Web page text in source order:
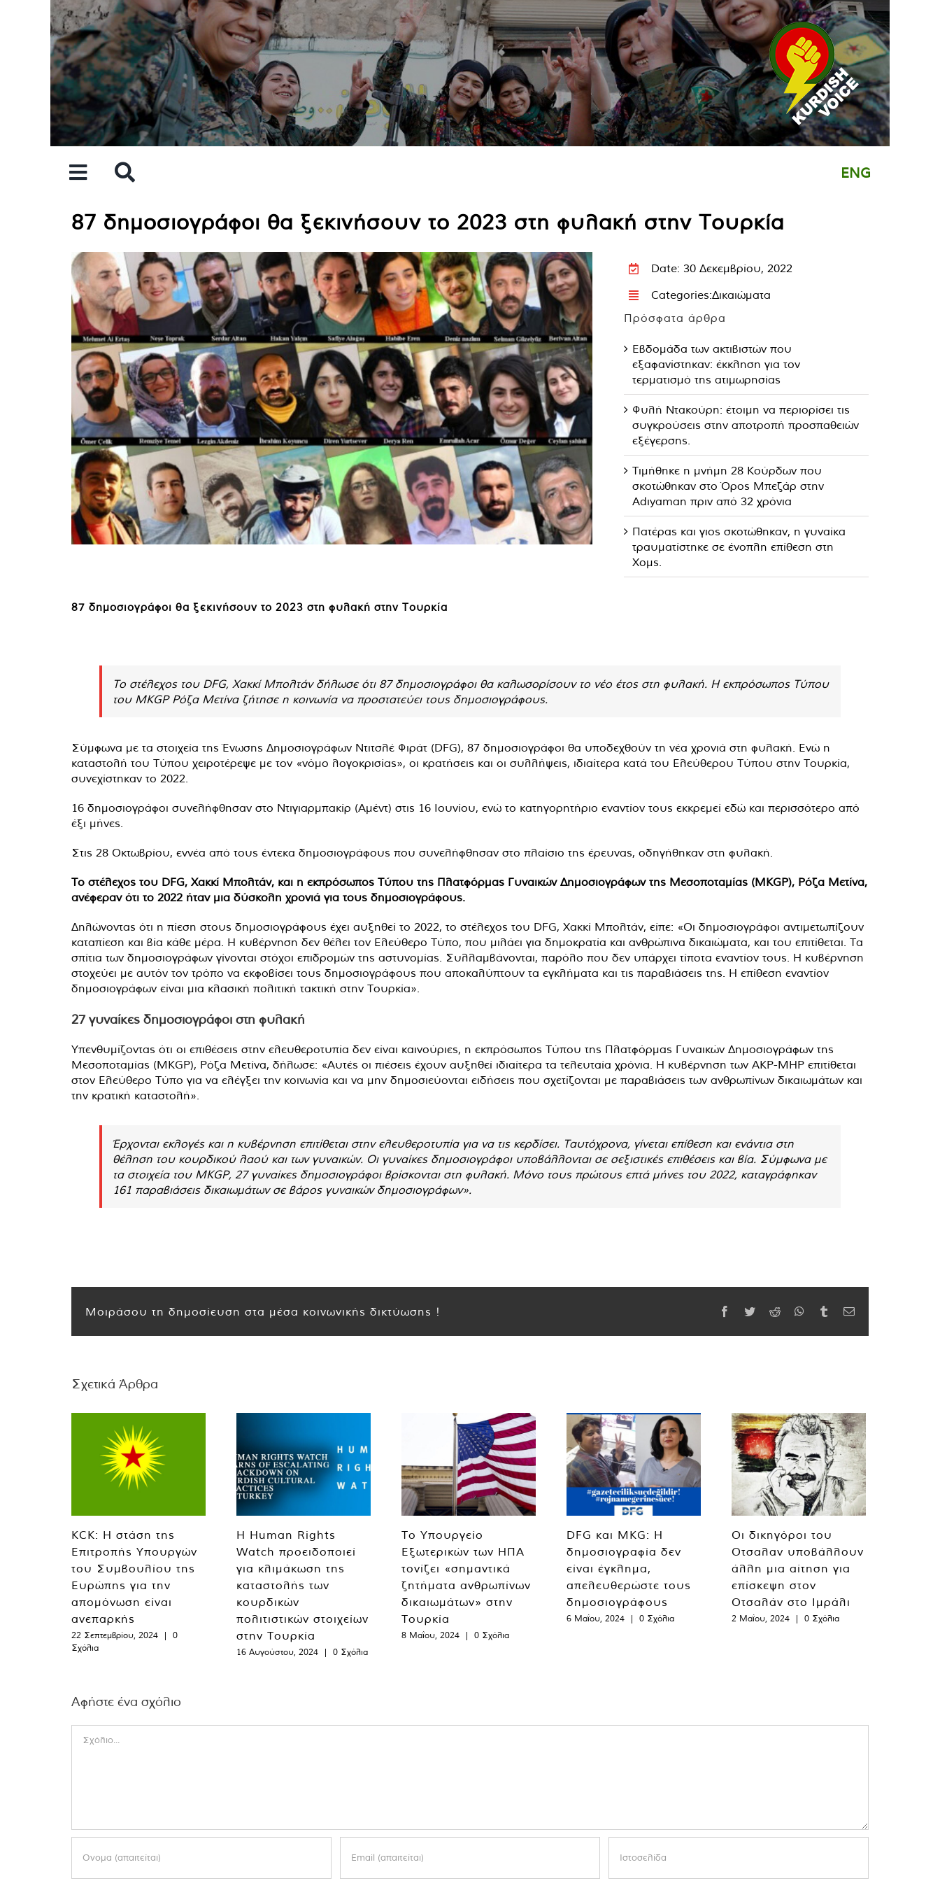
ENG
87 δημοσιογράφοι θα ξεκινήσουν το 2023 στη φυλακή στην Τουρκία
Date: 30 Δεκεμβρίου, 2022
Categories:Δικαιώματα
Πρόσφατα άρθρα
Εβδομάδα των ακτιβιστών που
εξαφανίστηκαν: έκκληση για τον
τερματισμό της ατιμωρησίας
Φυλή Ντακούρη: έτοιμη να περιορίσει τις
συγκρούσεις στην αποτροπή προσπαθειών
εξέγερσης.
Τιμήθηκε η μνήμη 28 Κούρδων που
σκοτώθηκαν στο Όρος Μπεζάρ στην
Adıyaman πριν από 32 χρόνια
Πατέρας και γιος σκοτώθηκαν, η γυναίκα
τραυματίστηκε σε ένοπλη επίθεση στη
Χομς.
87 δημοσιογράφοι θα ξεκινήσουν το 2023 στη φυλακή στην Τουρκία
Το στέλεχος του DFG, Χακκί Μπολτάν δήλωσε ότι 87 δημοσιογράφοι θα καλωσορίσουν το νέο έτος στη φυλακή. Η εκπρόσωπος Τύπου
του MKGP Ρόζα Μετίνα ζήτησε η κοινωνία να προστατεύει τους δημοσιογράφους.
Σύμφωνα με τα στοιχεία της Ένωσης Δημοσιογράφων Ντιτσλέ Φιράτ (DFG), 87 δημοσιογράφοι θα υποδεχθούν τη νέα χρονιά στη φυλακή. Ενώ η
καταστολή του Τύπου χειροτέρεψε με τον «νόμο λογοκρισίας», οι κρατήσεις και οι συλλήψεις, ιδιαίτερα κατά του Ελεύθερου Τύπου στην Τουρκία,
συνεχίστηκαν το 2022.
16 δημοσιογράφοι συνελήφθησαν στο Ντιγιαρμπακίρ (Αμέντ) στις 16 Ιουνίου, ενώ το κατηγορητήριο εναντίον τους εκκρεμεί εδώ και περισσότερο από
έξι μήνες.
Στις 28 Οκτωβρίου, εννέα από τους έντεκα δημοσιογράφους που συνελήφθησαν στο πλαίσιο της έρευνας, οδηγήθηκαν στη φυλακή.
Το στέλεχος του DFG, Χακκί Μπολτάν, και η εκπρόσωπος Τύπου της Πλατφόρμας Γυναικών Δημοσιογράφων της Μεσοποταμίας (MKGP), Ρόζα Μετίνα,
ανέφεραν ότι το 2022 ήταν μια δύσκολη χρονιά για τους δημοσιογράφους.
Δηλώνοντας ότι η πίεση στους δημοσιογράφους έχει αυξηθεί το 2022, το στέλεχος του DFG, Χακκί Μπολτάν, είπε: «Οι δημοσιογράφοι αντιμετωπίζουν
καταπίεση και βία κάθε μέρα. Η κυβέρνηση δεν θέλει τον Ελεύθερο Τύπο, που μιλάει για δημοκρατία και ανθρώπινα δικαιώματα, και του επιτίθεται. Τα
σπίτια των δημοσιογράφων γίνονται στόχοι επιδρομών της αστυνομίας. Συλλαμβάνονται, παρόλο που δεν υπάρχει τίποτα εναντίον τους. Η κυβέρνηση
στοχεύει με αυτόν τον τρόπο να εκφοβίσει τους δημοσιογράφους που αποκαλύπτουν τα εγκλήματα και τις παραβιάσεις της. Η επίθεση εναντίον
δημοσιογράφων είναι μια κλασική πολιτική τακτική στην Τουρκία».
27 γυναίκες δημοσιογράφοι στη φυλακή
Υπενθυμίζοντας ότι οι επιθέσεις στην ελευθεροτυπία δεν είναι καινούριες, η εκπρόσωπος Τύπου της Πλατφόρμας Γυναικών Δημοσιογράφων της
Μεσοποταμίας (MKGP), Ρόζα Μετίνα, δήλωσε: «Αυτές οι πιέσεις έχουν αυξηθεί ιδιαίτερα τα τελευταία χρόνια. Η κυβέρνηση των AKP-MHP επιτίθεται
στον Ελεύθερο Τύπο για να ελέγξει την κοινωνία και να μην δημοσιεύονται ειδήσεις που σχετίζονται με παραβιάσεις των ανθρωπίνων δικαιωμάτων και
την κρατική καταστολή».
Έρχονται εκλογές και η κυβέρνηση επιτίθεται στην ελευθεροτυπία για να τις κερδίσει. Ταυτόχρονα, γίνεται επίθεση και ενάντια στη
θέληση του κουρδικού λαού και των γυναικών. Οι γυναίκες δημοσιογράφοι υποβάλλονται σε σεξιστικές επιθέσεις και βία. Σύμφωνα με
τα στοιχεία του MKGP, 27 γυναίκες δημοσιογράφοι βρίσκονται στη φυλακή. Μόνο τους πρώτους επτά μήνες του 2022, καταγράφηκαν
161 παραβιάσεις δικαιωμάτων σε βάρος γυναικών δημοσιογράφων».
Μοιράσου τη δημοσίευση στα μέσα κοινωνικής δικτύωσης ! Facebook
TwitterReddit WhatsApp
TumblrEmail
Σχετικά Άρθρα
KCK: Η στάση της
Επιτροπής Υπουργών
του Συμβουλίου της
Ευρώπης για την
απομόνωση είναι
ανεπαρκής
22 Σεπτεμβρίου, 2024 |
0
Σχόλια
Η Human Rights
Watch προειδοποιεί
για κλιμάκωση της
καταστολής των
κουρδικών
πολιτιστικών στοιχείων
στην Τουρκία
16 Αυγούστου, 2024 | 0 Σχόλια
Το Υπουργείο
Εξωτερικών των ΗΠΑ
τονίζει «σημαντικά
ζητήματα ανθρωπίνων
δικαιωμάτων» στην
Τουρκία
8 Μαΐου, 2024 | 0 Σχόλια
DFG και MKG: Η
δημοσιογραφία δεν
είναι έγκλημα,
απελευθερώστε τους
δημοσιογράφους
6 Μαΐου, 2024 | 0 Σχόλια
Οι δικηγόροι του
Οτσαλαν υποβάλλουν
άλλη μια αίτηση για
επίσκεψη στον
Οτσαλάν στο Ιμράλι
2 Μαΐου, 2024 | 0 Σχόλια
Αφήστε ένα σχόλιο